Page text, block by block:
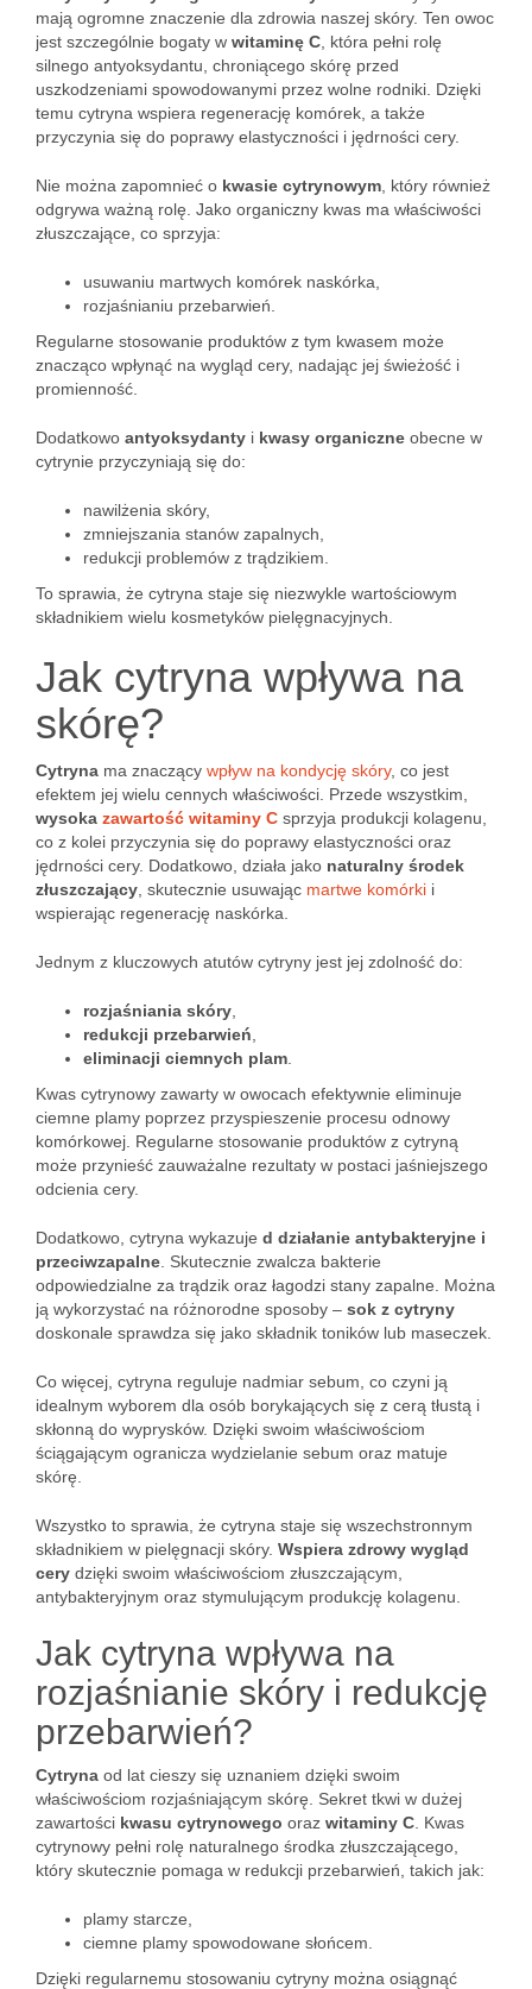
mają ogromne znaczenie dla zdrowia naszej skóry. Ten owoc
jest szczególnie bogaty w witaminę C , która pełni rolę
silnego antyoksydantu, chroniącego skórę przed
uszkodzeniami spowodowanymi przez wolne rodniki. Dzięki
temu cytryna wspiera regenerację komórek, a także
przyczynia się do poprawy elastyczności i jędrności cery.
Nie można zapomnieć o kwasie cytrynowym , który również
odgrywa ważną rolę. Jako organiczny kwas ma właściwości
złuszczające, co sprzyja:
usuwaniu martwych komórek naskórka,
rozjaśnianiu przebarwień.
Regularne stosowanie produktów z tym kwasem może
znacząco wpłynąć na wygląd cery, nadając jej świeżość i
promienność.
Dodatkowo antyoksydanty i kwasy organiczne obecne w
cytrynie przyczyniają się do:
nawilżenia skóry,
zmniejszania stanów zapalnych,
redukcji problemów z trądzikiem.
To sprawia, że cytryna staje się niezwykle wartościowym
składnikiem wielu kosmetyków pielęgnacyjnych.
Jak cytryna wpływa na
skórę?
Cytryna ma znaczący wpływ na kondycję skóry, co jest
efektem jej wielu cennych właściwości. Przede wszystkim,
wysoka zawartość witaminy C sprzyja produkcji kolagenu,
co z kolei przyczynia się do poprawy elastyczności oraz
jędrności cery. Dodatkowo, działa jako naturalny środek
złuszczający , skutecznie usuwając martwe komórki i
wspierając regenerację naskórka.
Jednym z kluczowych atutów cytryny jest jej zdolność do:
rozjaśniania skóry
redukcji przebarwień
eliminacji ciemnych plam
Kwas cytrynowy zawarty w owocach efektywnie eliminuje
ciemne plamy poprzez przyspieszenie procesu odnowy
komórkowej. Regularne stosowanie produktów z cytryną
może przynieść zauważalne rezultaty w postaci jaśniejszego
odcienia cery.
Dodatkowo, cytryna wykazuje d działanie antybakteryjne i
przeciwzapalne . Skutecznie zwalcza bakterie
odpowiedzialne za trądzik oraz łagodzi stany zapalne. Można
ją wykorzystać na różnorodne sposoby – sok z cytryny
doskonale sprawdza się jako składnik toników lub maseczek.
Co więcej, cytryna reguluje nadmiar sebum, co czyni ją
idealnym wyborem dla osób borykających się z cerą tłustą i
skłonną do wyprysków. Dzięki swoim właściwościom
ściągającym ogranicza wydzielanie sebum oraz matuje
skórę.
Wszystko to sprawia, że cytryna staje się wszechstronnym
składnikiem w pielęgnacji skóry. Wspiera zdrowy wygląd
cery dzięki swoim właściwościom złuszczającym,
antybakteryjnym oraz stymulującym produkcję kolagenu.
Jak cytryna wpływa na
rozjaśnianie skóry i redukcję
przebarwień?
Cytryna od lat cieszy się uznaniem dzięki swoim
właściwościom rozjaśniającym skórę. Sekret tkwi w dużej
zawartości kwasu cytrynowego oraz witaminy C . Kwas
cytrynowy pełni rolę naturalnego środka złuszczającego,
który skutecznie pomaga w redukcji przebarwień, takich jak:
plamy starcze,
ciemne plamy spowodowane słońcem.
Dzięki regularnemu stosowaniu cytryny można osiągnąć